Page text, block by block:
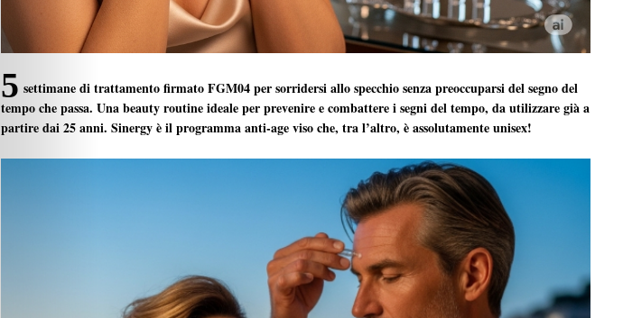
5 settimane di trattamento firmato FGM04 per sorridersi allo specchio senza preoccuparsi del segno del
tempo che passa. Una beauty routine ideale per prevenire e combattere i segni del tempo, da utilizzare già a
partire dai 25 anni. Sinergy è il programma anti-age viso che, tra l’altro, è assolutamente unisex!